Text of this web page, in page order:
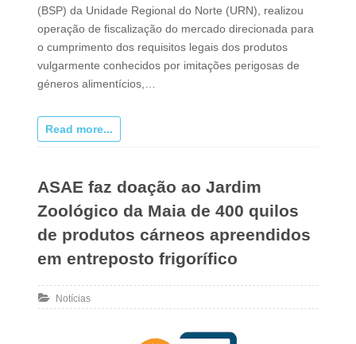
(BSP) da Unidade Regional do Norte (URN), realizou
operação de fiscalização do mercado direcionada para
o cumprimento dos requisitos legais dos produtos
vulgarmente conhecidos por imitações perigosas de
géneros alimentícios,…
Read more...
ASAE faz doação ao Jardim
Zoológico da Maia de 400 quilos
de produtos cárneos apreendidos
em entreposto frigorífico
Notícias